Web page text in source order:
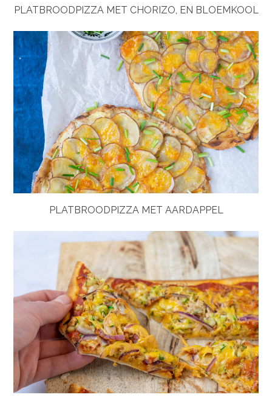
PLATBROODPIZZA MET CHORIZO, EN BLOEMKOOL
PLATBROODPIZZA MET AARDAPPEL